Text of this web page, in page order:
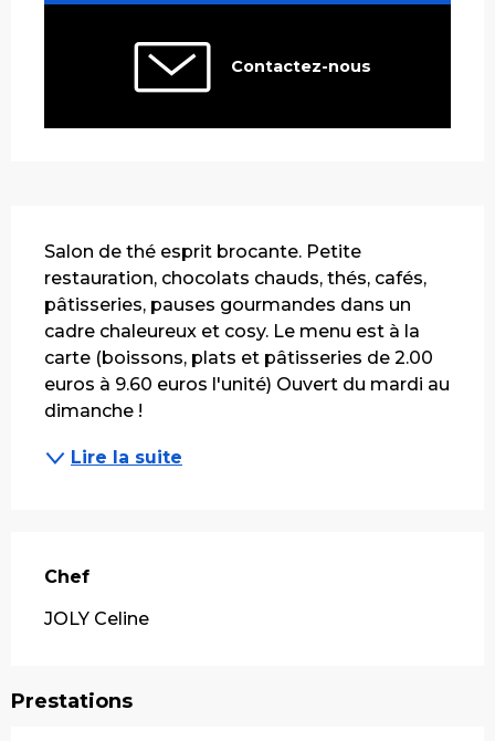
Contactez-nous
Salon de thé esprit brocante. Petite
restauration, chocolats chauds, thés, cafés,
pâtisseries, pauses gourmandes dans un
cadre chaleureux et cosy. Le menu est à la
carte (boissons, plats et pâtisseries de 2.00
euros à 9.60 euros l'unité) Ouvert du mardi au
dimanche !
Lire la suite
Chef
Chef
JOLY Celine
Prestations